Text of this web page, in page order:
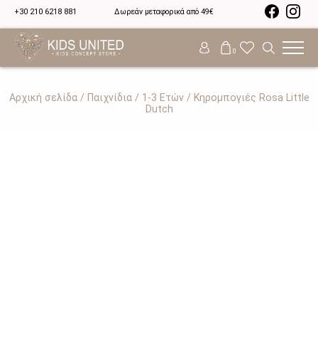
+30 210 6218 881 Δωρεάν μεταφορικά από 49€
0
Αρχική σελίδα/ Παιχνίδια/ 1-3 Ετών/ Κηρομπογιές Rosa Little
Dutch